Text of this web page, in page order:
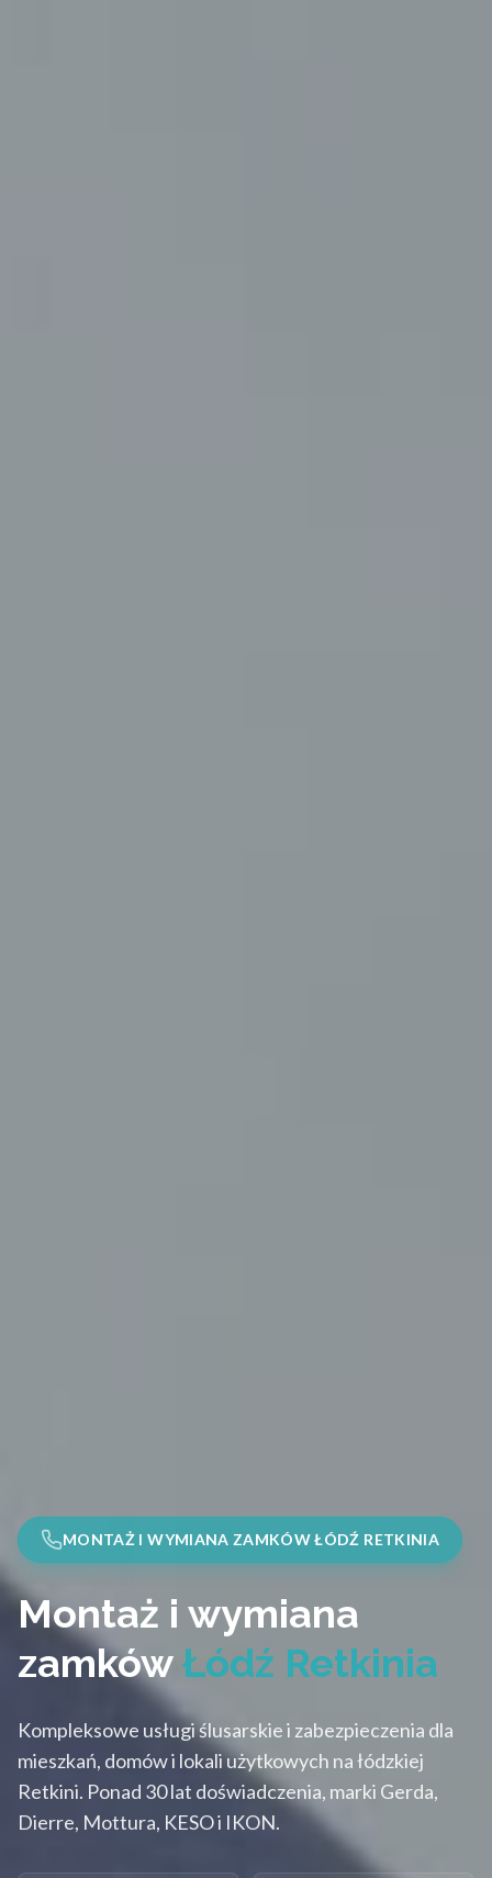
MONTAŻ I WYMIANA ZAMKÓW ŁÓDŹ RETKINIA
Montaż i wymiana
zamkówŁódź Retkinia
Kompleksowe usługi ślusarskie i zabezpieczenia dla
mieszkań, domów i lokali użytkowych na łódzkiej
Retkini. Ponad 30 lat doświadczenia, marki Gerda,
Dierre, Mottura, KESO i IKON.